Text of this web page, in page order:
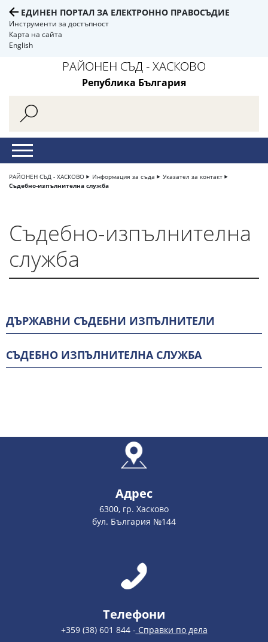
ЕДИНЕН ПОРТАЛ ЗА ЕЛЕКТРОННО ПРАВОСЪДИЕ
Инструменти за достъпност
Карта на сайта
English
РАЙОНЕН СЪД - ХАСКОВО
Република България
РАЙОНЕН СЪД - ХАСКОВО Информация за съда
Указател за контакт
Съдебно-изпълнителна служба
Съдебно-изпълнителна
служба
ДЪРЖАВНИ СЪДЕБНИ ИЗПЪЛНИТЕЛИ
СЪДЕБНО ИЗПЪЛНИТЕЛНА СЛУЖБА
Адрес
6300, гр. Хасково
бул. България №144
Телефони
+359 (38) 601 844 - Справки по дела